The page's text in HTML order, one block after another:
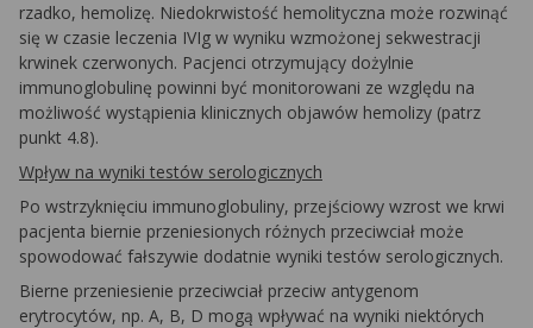
rzadko, hemolizę. Niedokrwistość hemolityczna może rozwinąć
się w czasie leczenia IVIg w wyniku wzmożonej sekwestracji
krwinek czerwonych. Pacjenci otrzymujący dożylnie
immunoglobulinę powinni być monitorowani ze względu na
możliwość wystąpienia klinicznych objawów hemolizy (patrz
punkt 4.8).
Wpływ na wyniki testów serologicznych
Po wstrzyknięciu immunoglobuliny, przejściowy wzrost we krwi
pacjenta biernie przeniesionych różnych przeciwciał może
spowodować fałszywie dodatnie wyniki testów serologicznych.
Bierne przeniesienie przeciwciał przeciw antygenom
erytrocytów, np. A, B, D mogą wpływać na wyniki niektórych